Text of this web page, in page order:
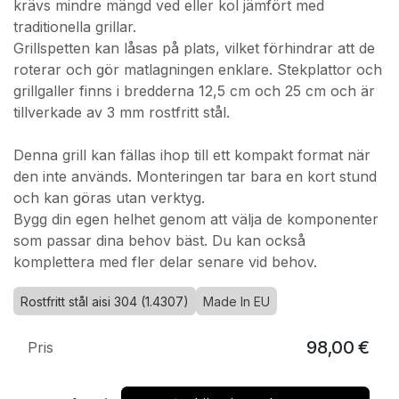
krävs mindre mängd ved eller kol jämfört med
traditionella grillar.
Grillspetten kan låsas på plats, vilket förhindrar att de
roterar och gör matlagningen enklare. Stekplattor och
grillgaller finns i bredderna 12,5 cm och 25 cm och är
tillverkade av 3 mm rostfritt stål.
Denna grill kan fällas ihop till ett kompakt format när
den inte används. Monteringen tar bara en kort stund
och kan göras utan verktyg.
Bygg din egen helhet genom att välja de komponenter
som passar dina behov bäst. Du kan också
komplettera med fler delar senare vid behov.
Rostfritt stål aisi 304 (1.4307) Made In EU
Pris 98,00 €